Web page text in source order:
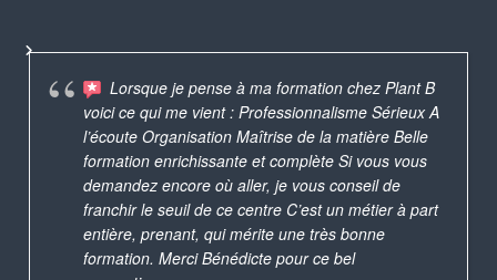
Lorsque je pense à ma formation chez Plant B
voici ce qui me vient : Professionnalisme Sérieux A
l’écoute Organisation Maîtrise de la matière Belle
formation enrichissante et complète Si vous vous
demandez encore où aller, je vous conseil de
franchir le seuil de ce centre C’est un métier à part
entière, prenant, qui mérite une très bonne
formation. Merci Bénédicte pour ce bel